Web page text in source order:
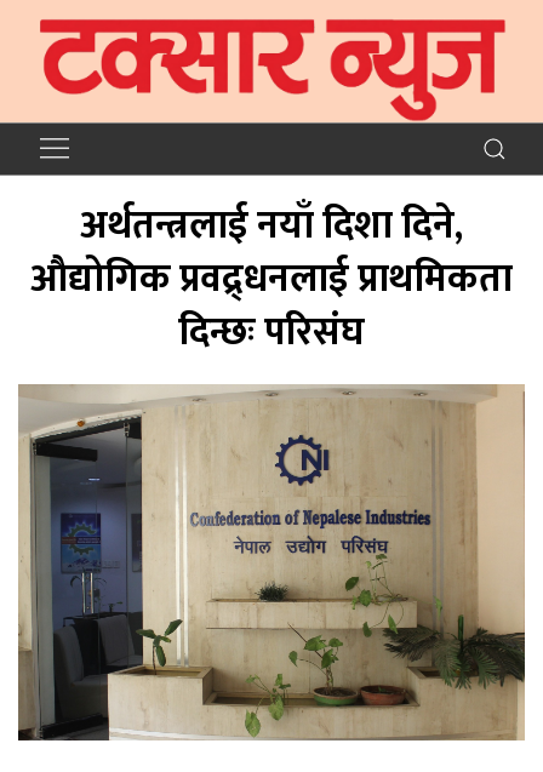
अर्थतन्त्रलाई नयाँ दिशा दिने,
औद्योगिक प्रवद्र्धनलाई प्राथमिकता
दिन्छः परिसंघ